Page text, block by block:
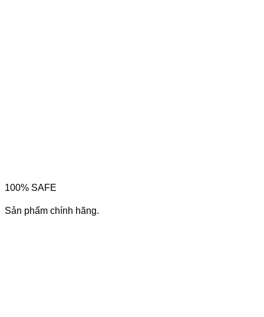
100% SAFE
Sản phẩm chính hãng.